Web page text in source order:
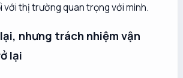
với thị trường quan trọng với mình.
nhưng trách nhiệm vận
lại